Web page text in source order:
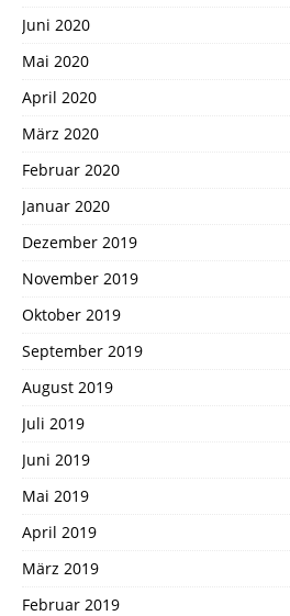
Juni 2020
Mai 2020
April 2020
März 2020
Februar 2020
Januar 2020
Dezember 2019
November 2019
Oktober 2019
September 2019
August 2019
Juli 2019
Juni 2019
Mai 2019
April 2019
März 2019
Februar 2019